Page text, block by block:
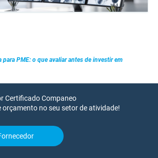
para PME: o que avaliar antes de investir em
Certificado Companeo
orçamento no seu setor de atividade!